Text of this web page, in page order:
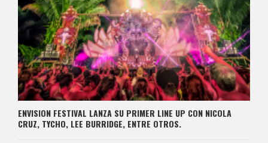
ENVISION FESTIVAL LANZA SU PRIMER LINE UP CON NICOLA
CRUZ, TYCHO, LEE BURRIDGE, ENTRE OTROS.